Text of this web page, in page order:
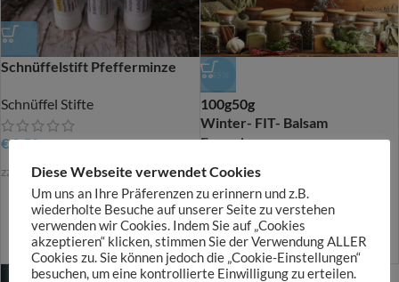
Schnüffelstift Pfefferminze
Schnüffel Stifte
€3,50
zzgl. Versandkosten
-45%
100g50g
Winter- FIT- Balsam
Erwachsene
Salben
€6,00–€8,00
zzgl.Versandkosten
Diese Webseite verwendet Cookies
Um uns an Ihre Präferenzen zu erinnern und z.B.
wiederholte Besuche auf unserer Seite zu verstehen
verwenden wir Cookies. Indem Sie auf „Cookies
akzeptieren“ klicken, stimmen Sie der Verwendung ALLER
Cookies zu. Sie können jedoch die „Cookie-Einstellungen“
besuchen, um eine kontrollierte Einwilligung zu erteilen.